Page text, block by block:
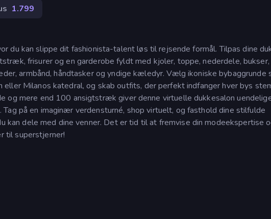
1.799
du kan slippe dit fashionista-talent løs til rejsende formål. Tilpas dine
frisurer og en garderobe fyldt med kjoler, toppe, nederdele,
armbånd, håndtasker og yndige kæledyr. Vælg ikoniske bybaggrunde
eller Milanos katedral, og skab outfits, der perfekt indfanger hver bys
og mere end 100 ansigtstræk giver denne virtuelle dukkesalon
på en imaginær verdensturné, shop virtuelt, og fasthold dine stilfulde
kan dele med dine venner. Det er tid til at fremvise din modeekspertise
til superstjerner!